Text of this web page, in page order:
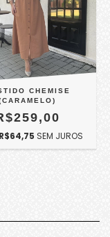
CHEMISE
R$64,75 SEM JUROS